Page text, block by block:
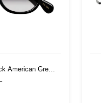
American Grey